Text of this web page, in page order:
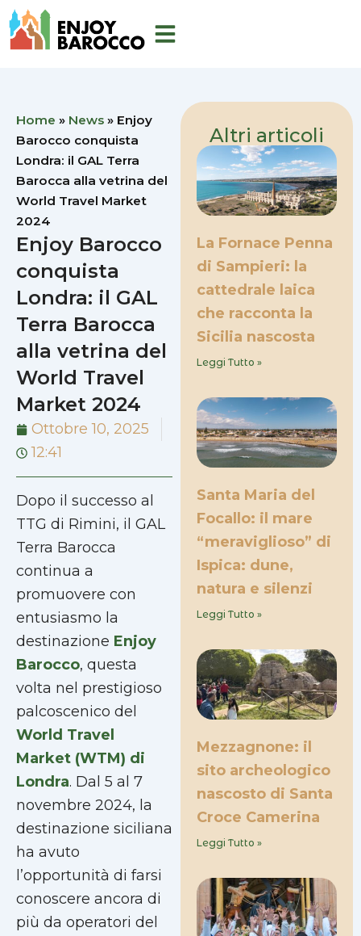
Vai
al
Home » News » Enjoy
Barocco conquista
Londra: il GAL Terra
Barocca alla vetrina del
World Travel Market
2024
Enjoy Barocco
conquista
Londra: il GAL
Terra Barocca
alla vetrina del
World Travel
Market 2024
Ottobre 10, 2025
12:41
Dopo il successo al
TTG di Rimini, il GAL
Terra Barocca
continua a
promuovere con
entusiasmo la
destinazione Enjoy
Barocco, questa
volta nel prestigioso
palcoscenico del
World Travel
Market (WTM) di
Londra. Dal 5 al 7
novembre 2024, la
destinazione siciliana
ha avuto
l’opportunità di farsi
conoscere ancora di
più da operatori del
Altri articoli
La Fornace Penna
di Sampieri: la
cattedrale laica
che racconta la
Sicilia nascosta
Leggi Tutto »
Santa Maria del
Focallo: il mare
“meraviglioso” di
Ispica: dune,
natura e silenzi
Leggi Tutto »
Mezzagnone: il
sito archeologico
nascosto di Santa
Croce Camerina
Leggi Tutto »